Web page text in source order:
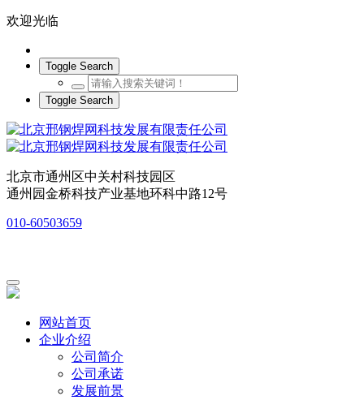
欢迎光临
Toggle Search
Toggle Search
北京市通州区中关村科技园区
通州园金桥科技产业基地环科中路12号
010-60503659
网站首页
企业介绍
公司简介
公司承诺
发展前景